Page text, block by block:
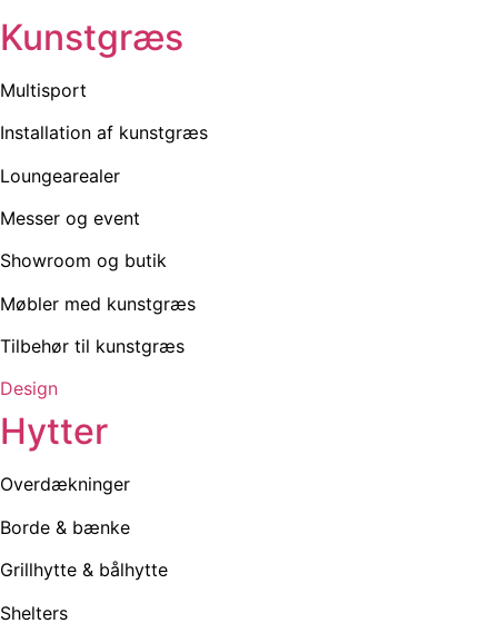
Kunstgræs
Multisport
Installation af kunstgræs
Loungearealer
Messer og event
Showroom og butik
Møbler med kunstgræs
Tilbehør til kunstgræs
Design
Hytter
Overdækninger
Borde & bænke
Grillhytte & bålhytte
Shelters